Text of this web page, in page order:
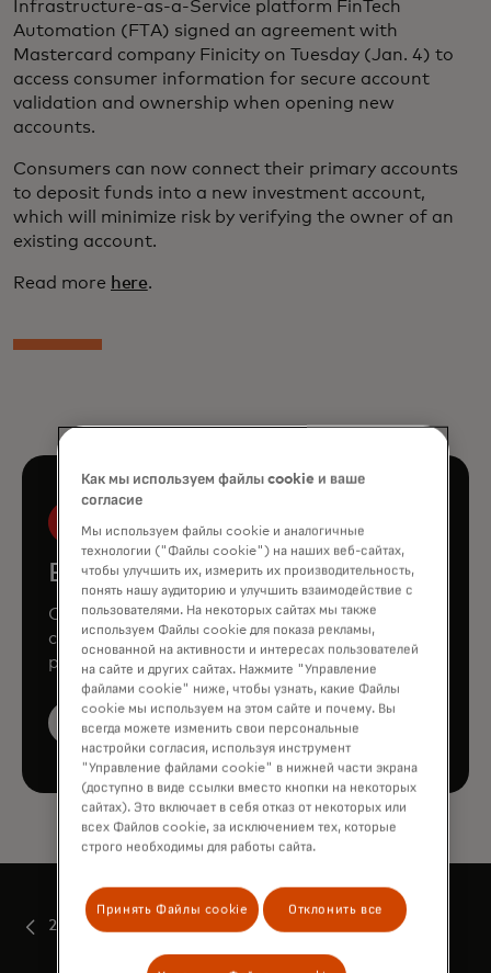
Infrastructure-as-a-Service platform FinTech
Automation (FTA) signed an agreement with
Mastercard company Finicity on Tuesday (Jan. 4) to
access consumer information for secure account
validation and ownership when opening new
accounts.
Consumers can now connect their primary accounts
to deposit funds into a new investment account,
which will minimize risk by verifying the owner of an
existing account.
Read more here.
Book a demo
Consult our team to learn how Mastercard
can enhance your business through our
products and services.
Book a demo
2022
Как мы используем файлы cookie и ваше
согласие
Мы используем файлы cookie и аналогичные
технологии ("Файлы cookie") на наших веб-сайтах,
чтобы улучшить их, измерить их производительность,
понять нашу аудиторию и улучшить взаимодействие с
пользователями. На некоторых сайтах мы также
используем Файлы cookie для показа рекламы,
основанной на активности и интересах пользователей
на сайте и других сайтах. Нажмите "Управление
файлами cookie" ниже, чтобы узнать, какие Файлы
cookie мы используем на этом сайте и почему. Вы
всегда можете изменить свои персональные
настройки согласия, используя инструмент
"Управление файлами cookie" в нижней части экрана
(доступно в виде ссылки вместо кнопки на некоторых
сайтах). Это включает в себя отказ от некоторых или
всех Файлов cookie, за исключением тех, которые
строго необходимы для работы сайта.
Принять Файлы cookie Отклонить все